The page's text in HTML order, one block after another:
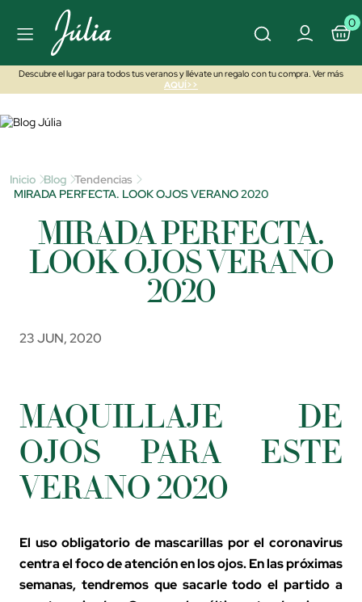
0
Descubre el lugar para todos tus veranos y llévate un regalo con tu compra. Ver más
AQUÍ>>
Inicio Blog Tendencias
MIRADA PERFECTA. LOOK OJOS VERANO 2020
MIRADA PERFECTA.
LOOK OJOS VERANO
2020
23 JUN, 2020
MAQUILLAJE DE
OJOS PARA ESTE
VERANO 2020
El uso obligatorio de mascarillas por el coronavirus
centra el foco de atención en los ojos. En las próximas
semanas, tendremos que sacarle todo el partido a